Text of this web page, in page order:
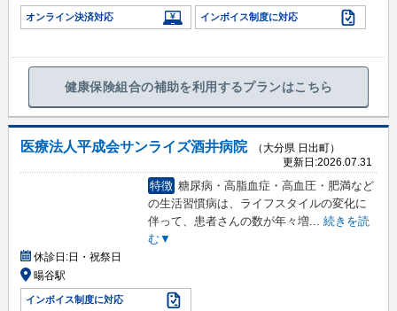
オンライン決済対応 インボイス制度に対応
健康保険組合の補助を利用するプランはこちら
医療法人平成会サンライズ酒井病院
（大分県 日出町）
更新日:2026.07.31
特徴 糖尿病・高脂血症・高血圧・肥満など
の生活習慣病は、ライフスタイルの変化に
伴って、患者さんの数が年々増... 続きを読
む▼
休診日:日・祝祭日
暘谷駅
インボイス制度に対応